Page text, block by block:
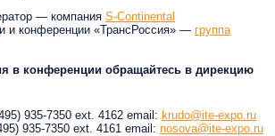
— компания S-Continental
и конференции «ТрансРоссия» — группа
в конференции обращайтесь в дирекцию
935-7350 ext. 4162 email: krudo@ite-expo.ru
935-7350 ext. 4161 email: nosova@ite-expo.ru